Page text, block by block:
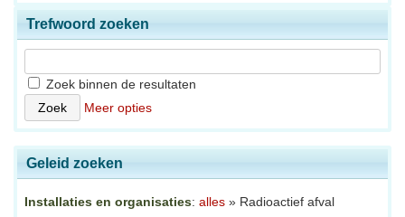
Trefwoord zoeken
Zoek binnen de resultaten
Meer opties
Geleid zoeken
Installaties en organisaties: alles » Radioactief afval